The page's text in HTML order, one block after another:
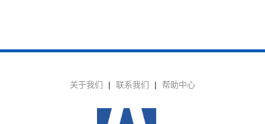
关于我们 | 联系我们 | 帮助中心